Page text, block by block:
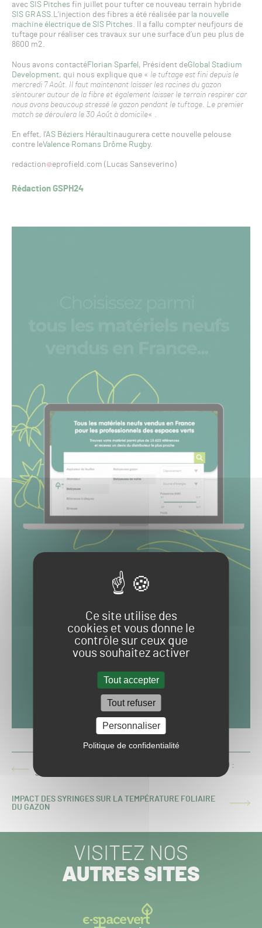
Ce site utilise des
cookies et vous donne le
contrôle sur ceux que
vous souhaitez activer
Tout accepter
Tout refuser
Personnaliser
Politique de confidentialité
avec SIS Pitches fin juillet pour tufter ce nouveau terrain hybride
SIS GRASS.L’injection des fibres a été réalisée par la nouvelle
machine électrique de SIS Pitches. Il a fallu compter neufjours de
tuftage pour réaliser ces travaux sur une surface d’un peu plus de
8600 m2.
Nous avons contactéFlorian Sparfel , Président deGlobal Stadium
Development, qui nous explique que « le tuftage est fini depuis le
mercredi 7 Août. Il faut maintenant laisser les racines du gazon
s’entourer autour de la fibre et également laisser le terrain respirer car
nous avons beaucoup stressé le gazon pendant le tuftage. Le premier
match se déroulera le 30 Août à domicile« .
En effet, l’AS Béziers Héraultinaugurera cette nouvelle pelouse
contre leValence Romans Drôme Rugby.
redaction eprofield.com (Lucas Sanseverino)
Rédaction GSPH24
ARTICLE
CHAMPIONNAT DE FRANCE DES PELOUSES 2019-2020 :
3ÈME JOURNÉE DE LIGUE 2
ARTICLE
IMPACT DES SYRINGES SUR LA TEMPÉRATURE FOLIAIRE
DU GAZON
VISITEZ NOS
AUTRES SITES